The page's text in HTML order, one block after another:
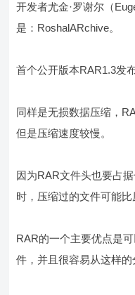
开发者尤金·罗谢尔（
是：RoshalARchive。
首个公开版本RAR1.3发
同样是无损数据压缩，
但是压缩速度较慢。
因为RAR文件头也要占
时，压缩过的文件可能比
RAR的一个主要优点是
件，并且很容易从这样的